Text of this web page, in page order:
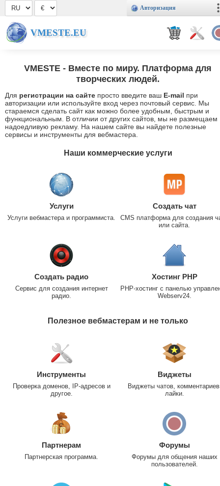
Авторизация
VMESTE.EU
VMESTE - Вместе по миру. Платформа для
творческих людей.
Для регистрации на сайте просто введите ваш E-mail при
авторизации или используйте вход через почтовый сервис. Мы
стараемся сделать сайт как можно более удобным, быстрым и
функциональным. В отличии от других сайтов, мы не размещаем
надоедливую рекламу. На нашем сайте вы найдете полезные
сервисы и инструменты для вебмастера.
Наши коммерческие услуги
Услуги
Услуги вебмастера и программиста.
Создать чат
CMS платформа для создания
или сайта.
Создать радио
Сервис для создания интернет
радио.
Хостинг PHP
PHP-хостинг с панелью
Webserv24.
Полезное вебмастерам и не только
Инструменты
Проверка доменов, IP-адресов и
другое.
Виджеты
Виджеты чатов,
лайки.
Партнерам
Партнерская программа.
Форумы
Форумы для общения наших
пользователей.